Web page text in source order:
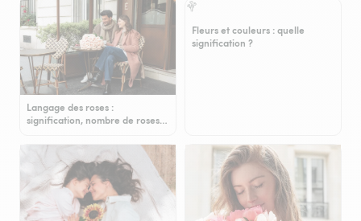
Langage des roses :
signification, nombre de roses…
Fleurs et couleurs : quelle
signification ?